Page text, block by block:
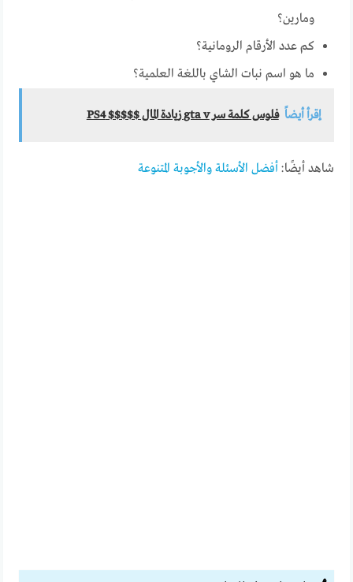
ومارين؟
كم عدد الأرقام الرومانية؟
ما هو اسم نبات الشاي باللغة العلمية؟
إقرأ أيضاً فلوس كلمة سر gta v زيادة المال $$$$$ PS4
شاهد أيضًا: أفضل الأسئلة والأجوبة المتنوعة